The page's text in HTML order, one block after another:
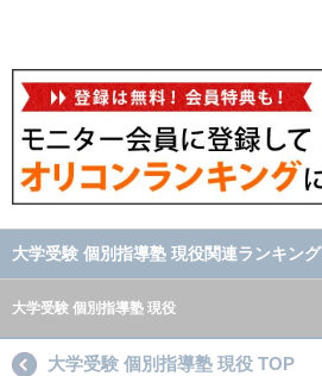
大学受験 個別指導塾 現役関連ランキング
大学受験 個別指導塾 現役
大学受験 個別指導塾 現役 TOP